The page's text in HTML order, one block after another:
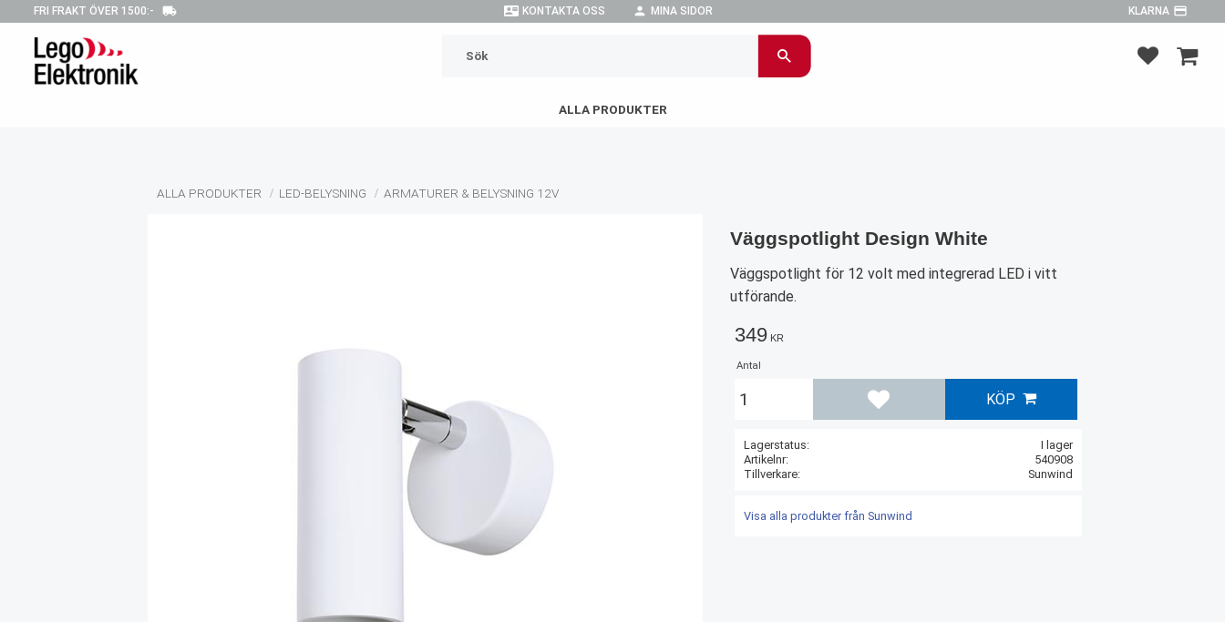
FRI FRAKT ÖVER 1500:- local_shipping contact_mail KONTAKTA OSS person MINA SIDOR KLARNA payment
FAVORITER
ALLA PRODUKTER
ALLA PRODUKTER LED-BELYSNING ARMATURER & BELYSNING 12V
Väggspotlight Design White
Väggspotlight för 12 volt med integrerad LED i vitt
utförande.
349 KR
Antal
KÖP
Lägg till i favoriter
Lagerstatus
I lager
Artikelnr
540908
Tillverkare
Sunwind
Visa alla produkter från Sunwind